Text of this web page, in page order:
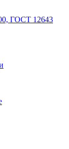
ГОСТ 12643